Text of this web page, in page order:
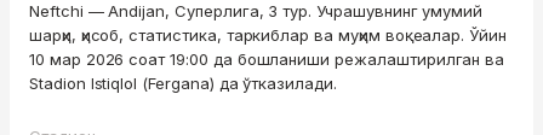
Neftchi — Andijan, Суперлига, 3 тур. Учрашувнинг умумий
шарҳи, ҳисоб, статистика, таркиблар ва муҳим воқеалар. Ўйин
10 мар 2026 соат 19:00 да бошланиши режалаштирилган ва
Stadion Istiqlol (Fergana) да ўтказилади.